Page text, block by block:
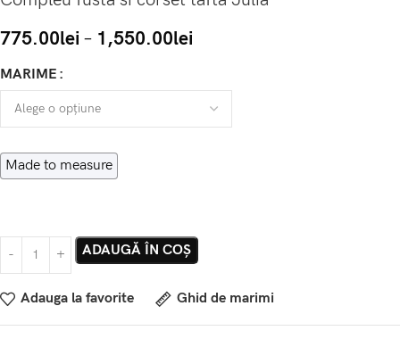
775.00lei – 1,550.00lei
MARIME
Made to measure
ADAUGĂ ÎN COȘ
Adauga la favorite Ghid de marimi